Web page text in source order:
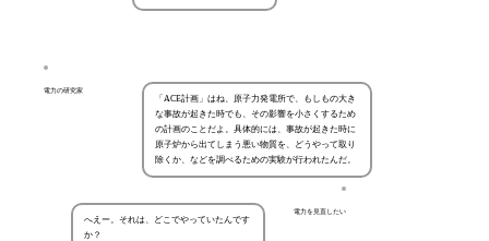
電力の研究家
「ACE計画」はね、原子力発電所で、もしもの大き
な事故が起きた時でも、その影響を小さくするため
の計画のことだよ。具体的には、事故が起きた時に
原子炉から出てしまう悪い物質を、どうやって取り
除くか、などを調べるための実験が行われたんだ。
電力を見直したい
へえー。それは、どこでやっていたんです
か？